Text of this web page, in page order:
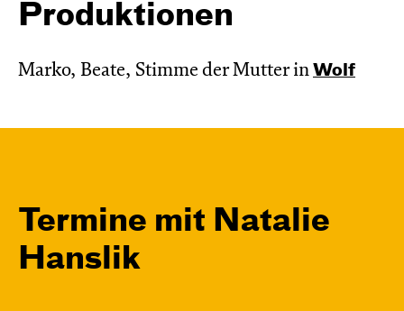
Produktionen
Marko, Beate, Stimme der Mutter in Wolf
Termine mit Natalie
Hanslik